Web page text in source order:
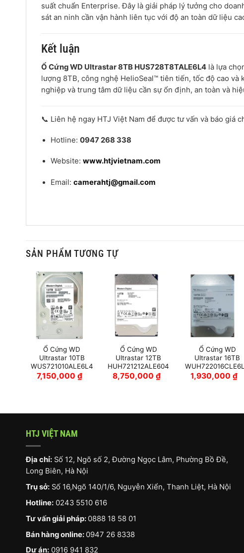
suất chuẩn Enterprise. Đây là giải pháp lý tưởng cho
sát an ninh cần vận hành liên tục với độ an toàn dữ liệu
Kết luận
Ổ Cứng WD Ultrastar 8TB HUS728T8TALE6L4 là lựa
lượng 8TB, công nghệ HelioSeal™ tiên tiến, tốc độ cao
nghiệp và trung tâm dữ liệu cần sự ổn định, an toàn và
📞 Liên hệ ngay HTJ Việt Nam để được tư vấn và báo giá
Hotline:0947 268 338
Website:www.htjvietnam.com
Email:camerahtj@gmail.com
SẢN PHẨM TƯƠNG TỰ
Ổ Cứng WD
Ultrastar 10TB
WUS721010ALE6L4
7,150,000 ₫
Ổ Cứng WD
Ultrastar 12TB
HUH721212ALE604
8,750,000₫
Ổ Cứng WD
Ultrastar 16TB
1,930,000 ₫
HTJ VIỆT NAM
Địa chỉ: Số 12, Ngõ số 2, Đường Ngọc Lâm, Phường Bồ Đề,
Long Biên, Hà Nội
Trụ sở: Số 16,Ngõ 140/1/6, Nguyễn Xiển, Thanh Liệt, Hà Nội
Hotline: 0243 5510 616
Tư vấn giải pháp: 0888 18 58 01
Bán hàng online: 0947 26 8338
Dự án: 0916 941 832